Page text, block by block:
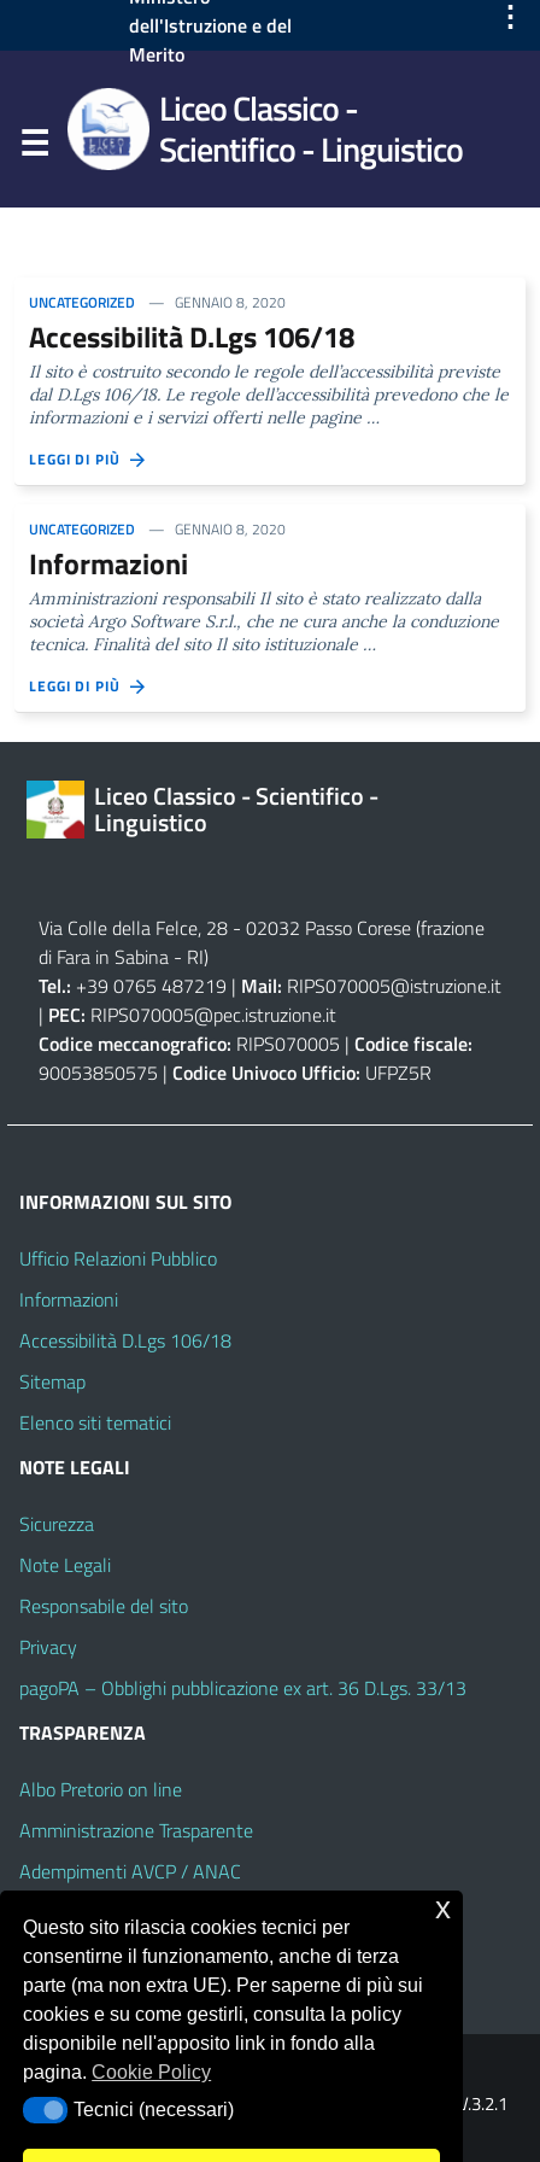
dell'Istruzione e del
Merito
⋮
Liceo Classico -
Scientifico - Linguistico
UNCATEGORIZED GENNAIO 8, 2020
Accessibilità D.Lgs 106/18
Il sito è costruito secondo le regole dell’accessibilità previste
dal D.Lgs 106/18. Le regole dell’accessibilità prevedono che le
informazioni e i servizi offerti nelle pagine …
LEGGI DI PIÙ
UNCATEGORIZED GENNAIO 8, 2020
Informazioni
Amministrazioni responsabili Il sito è stato realizzato dalla
società Argo Software S.r.l., che ne cura anche la conduzione
tecnica. Finalità del sito Il sito istituzionale …
LEGGI DI PIÙ
Liceo Classico - Scientifico -
Linguistico
Via Colle della Felce, 28 - 02032 Passo Corese (frazione
di Fara in Sabina - RI)
Tel.: +39 0765 487219 | Mail: RIPS070005@istruzione.it
| PEC: RIPS070005@pec.istruzione.it
Codice meccanografico: RIPS070005 | Codice fiscale:
90053850575 | Codice Univoco Ufficio: UFPZ5R
INFORMAZIONI SUL SITO
Ufficio Relazioni Pubblico
Informazioni
Accessibilità D.Lgs 106/18
Sitemap
Elenco siti tematici
NOTE LEGALI
Sicurezza
Note Legali
Responsabile del sito
Privacy
pagoPA – Obblighi pubblicazione ex art. 36 D.Lgs. 33/13
TRASPARENZA
Albo Pretorio on line
Amministrazione Trasparente
Adempimenti AVCP / ANAC
Accesso Civico
Dichiarazione di accessibilità
Portale realizzato con la piattaforma
Template Italia configurato sul tema accessibile
V.3.2.1
(Alioth)
Questo sito rilascia cookies tecnici per
consentirne il funzionamento, anche di terza
parte (ma non extra UE). Per saperne di più sui
cookies e su come gestirli, consulta la policy
disponibile nell'apposito link in fondo alla
pagina.Cookie Policy
Tecnici (necessari)
Tecnici (necessari)
x